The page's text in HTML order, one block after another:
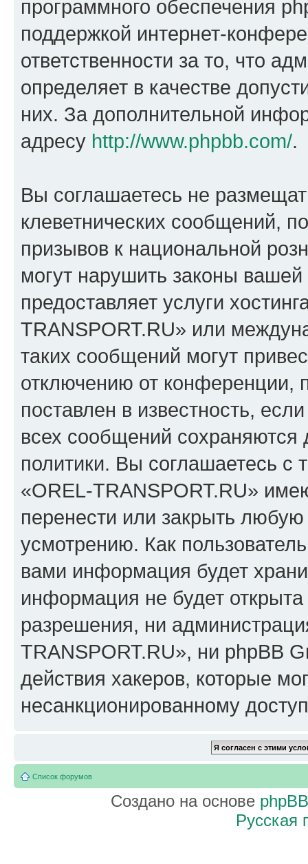
программного обеспечения
поддержкой интернет-
ответственности за то, что
определяет в качестве
них. За дополнительной
адресу http://www.phpbb.com/.
Вы соглашаетесь не
клеветнических сообщений,
призывов к национальной
могут нарушить законы
предоставляет услуги
TRANSPORT.RU» или
таких сообщений могут
отключению от конференции,
поставлен в известность,
всех сообщений сохраняются
политики. Вы соглашаетесь
«OREL-TRANSPORT.RU»
перенести или закрыть
усмотрению. Как
вами информация будет
информация не будет
разрешения, ни
TRANSPORT.RU», ни phpBB
действия хакеров, которые
несанкционированному
Список форумов
Создано на основе phpBB
Русская